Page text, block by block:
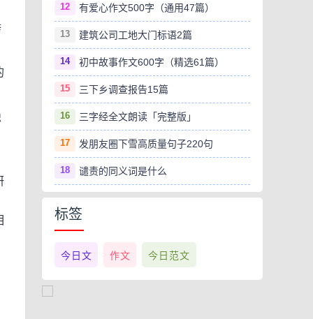
12 有爱心作文500字（通用47篇）
13 建筑公司工地大门标语2篇
14 初中故事作文600字（精选61篇）
15 三下乡调查报告15篇
16 三字经全文朗读「完整版」
17 发朋友圈下雪高质量句子220句
18 谴责的同义词是什么
标签
今日文 作文 今日范文